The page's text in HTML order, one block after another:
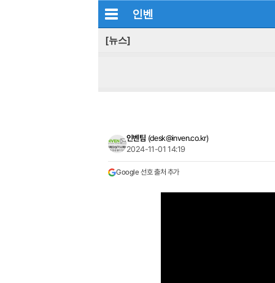
인벤
[뉴스]
인벤팀 (desk@inven.co.kr)
2024-11-01 14:19
Google 선호 출처 추가